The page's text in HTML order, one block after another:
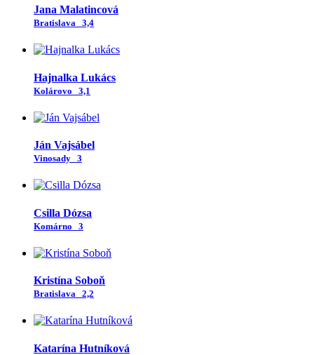
Jana Malatincová
Bratislava 3,4
Hajnalka Lukács
Kolárovo 3,1
Ján Vajsábel
Vinosady 3
Csilla Dózsa
Komárno 3
Kristína Soboň
Bratislava 2,2
Katarína Hutníková